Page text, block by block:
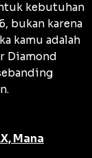
kebutuhan
bukan karena
kamu adalah
Diamond
Mana